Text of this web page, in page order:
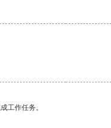
工作任务。